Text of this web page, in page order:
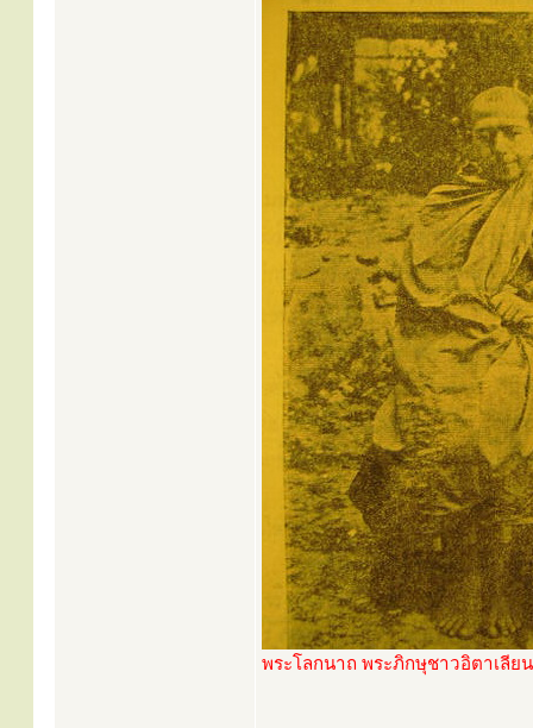
พระโลกนาถ พระภิกษุชาวอิตาเลียน